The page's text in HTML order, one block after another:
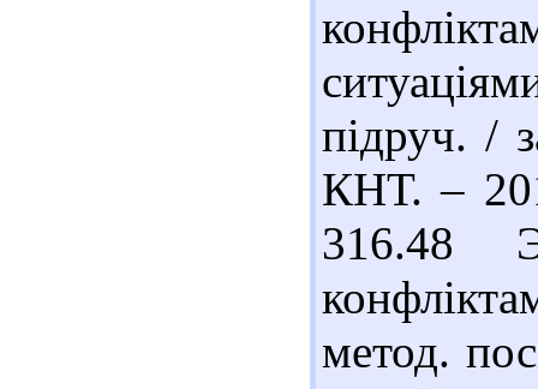
підруч. /
КНТ. –
316.48
метод.